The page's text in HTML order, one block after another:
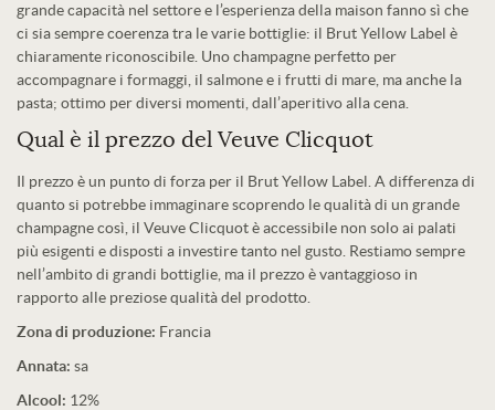
grande capacità nel settore e l’esperienza della maison fanno sì che
ci sia sempre coerenza tra le varie bottiglie: il Brut Yellow Label è
chiaramente riconoscibile. Uno champagne perfetto per
accompagnare i formaggi, il salmone e i frutti di mare, ma anche la
pasta; ottimo per diversi momenti, dall’aperitivo alla cena.
Qual è il prezzo del Veuve Clicquot
Il prezzo è un punto di forza per il Brut Yellow Label. A differenza di
quanto si potrebbe immaginare scoprendo le qualità di un grande
champagne così, il Veuve Clicquot è accessibile non solo ai palati
più esigenti e disposti a investire tanto nel gusto. Restiamo sempre
nell’ambito di grandi bottiglie, ma il prezzo è vantaggioso in
rapporto alle preziose qualità del prodotto.
Zona di produzione: Francia
Annata: sa
Alcool: 12%